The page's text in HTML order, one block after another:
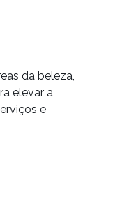
da beleza,
elevar a
e